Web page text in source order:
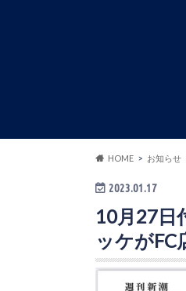
HOME お知らせ
2023.01.17
10月27日
ッケがFC